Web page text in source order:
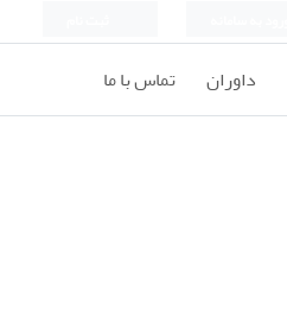
داوران تماس با ما